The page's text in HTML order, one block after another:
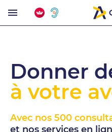
Donner
à votre
Avec nos 500
et nos services en